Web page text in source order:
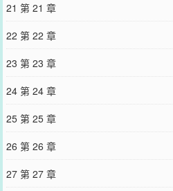
21 第 21 章
22 第 22 章
23 第 23 章
24 第 24 章
25 第 25 章
26 第 26 章
27 第 27 章